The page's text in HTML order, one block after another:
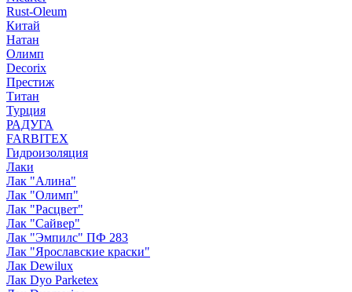
Rust-Oleum
Китай
Натан
Олимп
Decorix
Престиж
Титан
Турция
РАДУГА
FARBITEX
Гидроизоляция
Лаки
Лак "Алина"
Лак "Олимп"
Лак "Расцвет"
Лак "Сайвер"
Лак "Эмпилс" ПФ 283
Лак "Ярославские краски"
Лак Dewilux
Лак Dyo Parketex